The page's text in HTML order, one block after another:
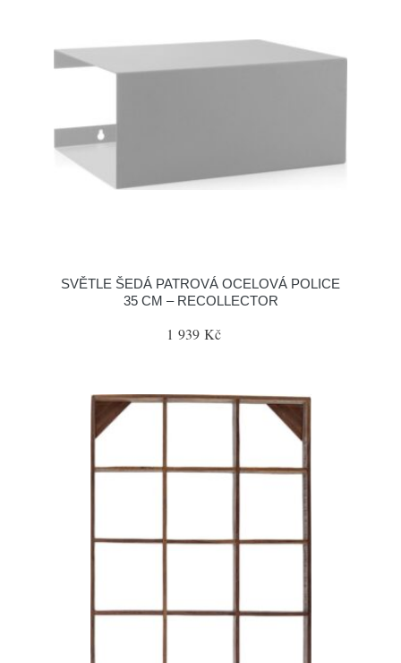
SVĚTLE ŠEDÁ PATROVÁ OCELOVÁ POLICE
35 CM – RECOLLECTOR
1 939 Kč